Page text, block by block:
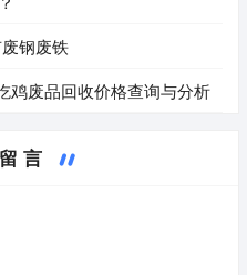
处 哪里有废钢废铁
鸡废品回收价格查询与分析
言